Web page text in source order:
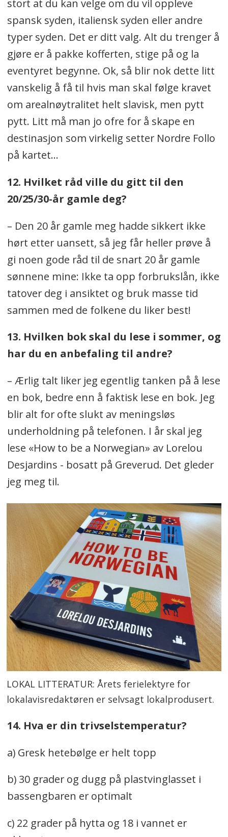
stort at du kan velge om du vil oppleve
spansk syden, italiensk syden eller andre
typer syden. Det er ditt valg. Alt du trenger å
gjøre er å pakke kofferten, stige på og la
eventyret begynne. Ok, så blir nok dette litt
vanskelig å få til hvis man skal følge kravet
om arealnøytralitet helt slavisk, men pytt
pytt. Litt må man jo ofre for å skape en
destinasjon som virkelig setter Nordre Follo
på kartet...
12. Hvilket råd ville du gitt til den
20/25/30-år gamle deg?
– Den 20 år gamle meg hadde sikkert ikke
hørt etter uansett, så jeg får heller prøve å
gi noen gode råd til de snart 20 år gamle
sønnene mine: Ikke ta opp forbrukslån, ikke
tatover deg i ansiktet og bruk masse tid
sammen med de folkene du liker best!
13. Hvilken bok skal du lese i sommer, og
har du en anbefaling til andre?
– Ærlig talt liker jeg egentlig tanken på å lese
en bok, bedre enn å faktisk lese en bok. Jeg
blir alt for ofte slukt av meningsløs
underholdning på telefonen. I år skal jeg
lese «How to be a Norwegian» av Lorelou
Desjardins - bosatt på Greverud. Det gleder
jeg meg til.
LOKAL LITTERATUR: Årets ferielektyre for
lokalavisredaktøren er selvsagt lokalprodusert.
14. Hva er din trivselstemperatur?
a) Gresk hetebølge er helt topp
b) 30 grader og dugg på plastvinglasset i
bassengbaren er optimalt
c) 22 grader på hytta og 18 i vannet er